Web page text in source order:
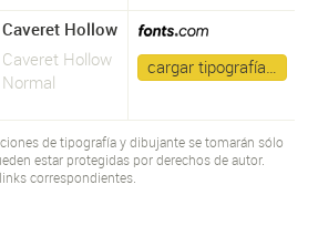
Caveret Hollow
Caveret Hollow
Normal
cargar tipografía…
de tipografía y dibujante se tomarán sólo
estar protegidas por derechos de autor.
correspondientes.